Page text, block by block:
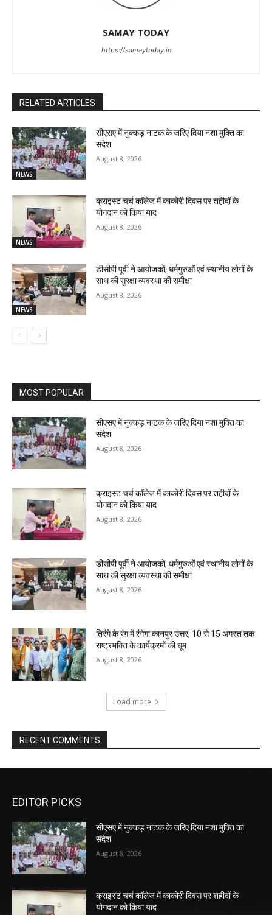
SAMAY TODAY
https://samaytoday.in
RELATED ARTICLES
NEWS
सीएसए में नुक्कड़ नाटक के जरिए दिया नशा मुक्ति का
संदेश
August 8, 2026
NEWS
क्राइस्ट चर्च कॉलेज में काकोरी दिवस पर शहीदों के
योगदान को किया याद
August 8, 2026
NEWS
डीसीपी पूर्वी ने आयोजकों, धर्मगुरुओं एवं स्थानीय लोगों के
साथ की सुरक्षा व्यवस्था की समीक्षा
August 8, 2026
MOST POPULAR
सीएसए में नुक्कड़ नाटक के जरिए दिया नशा मुक्ति का
संदेश
August 8, 2026
क्राइस्ट चर्च कॉलेज में काकोरी दिवस पर शहीदों के
योगदान को किया याद
August 8, 2026
डीसीपी पूर्वी ने आयोजकों, धर्मगुरुओं एवं स्थानीय लोगों के
साथ की सुरक्षा व्यवस्था की समीक्षा
August 8, 2026
तिरंगे के रंग में रंगेगा कानपुर उत्तर, 10 से 15 अगस्त तक
राष्ट्रभक्ति के कार्यक्रमों की धूम
August 8, 2026
Load more
RECENT COMMENTS
EDITOR PICKS
सीएसए में नुक्कड़ नाटक के जरिए दिया नशा मुक्ति का
संदेश
August 8, 2026
क्राइस्ट चर्च कॉलेज में काकोरी दिवस पर शहीदों के
योगदान को किया याद